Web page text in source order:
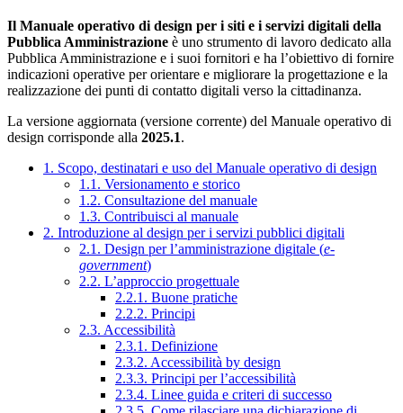
Il Manuale operativo di design per i siti e i servizi digitali della
Pubblica Amministrazione è uno strumento di lavoro dedicato alla
Pubblica Amministrazione e i suoi fornitori e ha l’obiettivo di fornire
indicazioni operative per orientare e migliorare la progettazione e la
realizzazione dei punti di contatto digitali verso la cittadinanza.
La versione aggiornata (versione corrente) del Manuale operativo di
design corrisponde alla 2025.1.
1. Scopo, destinatari e uso del Manuale operativo di design
1.1. Versionamento e storico
1.2. Consultazione del manuale
1.3. Contribuisci al manuale
2. Introduzione al design per i servizi pubblici digitali
2.1. Design per l’amministrazione digitale (e-
government)
2.2. L’approccio progettuale
2.2.1. Buone pratiche
2.2.2. Principi
2.3. Accessibilità
2.3.1. Definizione
2.3.2. Accessibilità by design
2.3.3. Principi per l’accessibilità
2.3.4. Linee guida e criteri di successo